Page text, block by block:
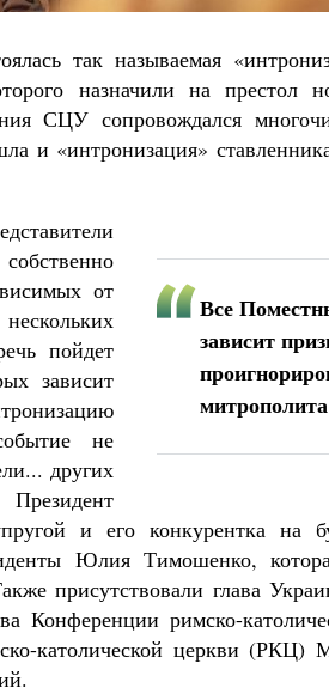
так называемая
назначили на престол
СЦУ сопровождался
и «интронизация»
Все
зависит
от
пойдет
зависит
не
других
и его конкурентка на
Юлия Тимошенко,
присутствовали глава
Конференции римско-
католической церкви
своё место в жизни